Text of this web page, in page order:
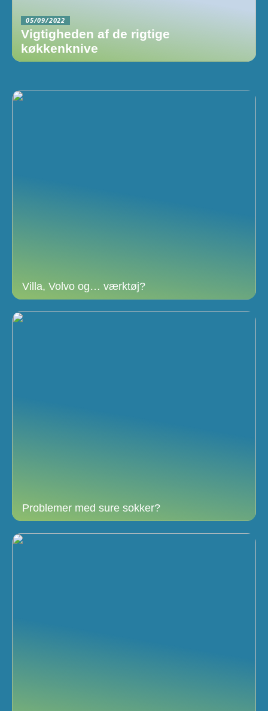
05/09/2022
Vigtigheden af de rigtige
køkkenknive
Villa, Volvo og… værktøj?
Problemer med sure sokker?